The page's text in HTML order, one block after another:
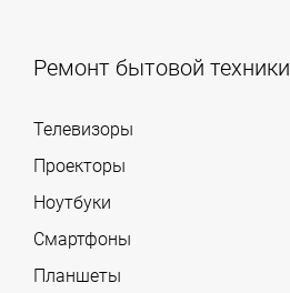
Ремонт бытовой техники
Телевизоры
Проекторы
Ноутбуки
Смартфоны
Планшеты